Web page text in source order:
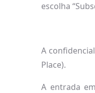
escolha
A
Place).
A entrada